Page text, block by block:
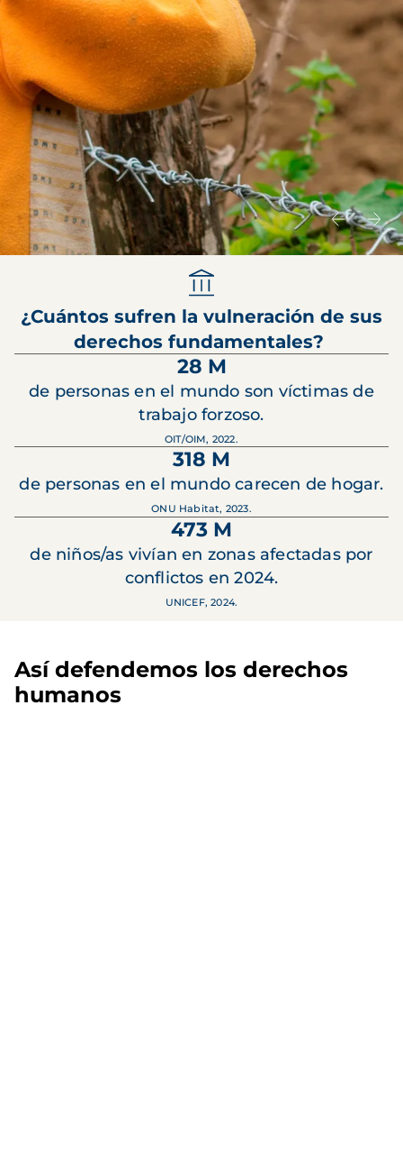
¿Cuántos sufren la vulneración de sus
derechos fundamentales?
28 M
de personas en el mundo son víctimas de
trabajo forzoso.
OIT/OIM, 2022.
318 M
de personas en el mundo carecen de hogar.
ONU Habitat, 2023.
473 M
de niños/as vivían en zonas afectadas por
conflictos en 2024.
UNICEF, 2024.
Así defendemos los derechos
humanos